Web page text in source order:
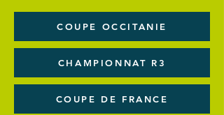
COUPE OCCITANIE
CHAMPIONNAT R3
COUPE DE FRANCE